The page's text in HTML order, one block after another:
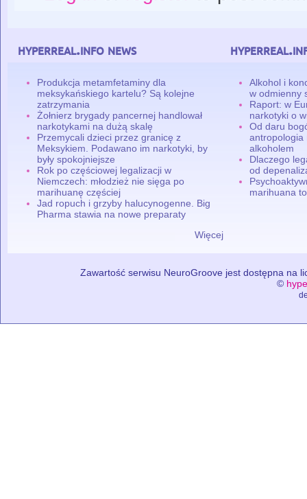
hyperreal.info news
Produkcja metamfetaminy dla
meksykańskiego kartelu? Są kolejne
zatrzymania
Żołnierz brygady pancernej handlował
narkotykami na dużą skalę
Przemycali dzieci przez granicę z
Meksykiem. Podawano im narkotyki, by
były spokojniejsze
Rok po częściowej legalizacji w
Niemczech: młodzież nie sięga po
marihuanę częściej
Jad ropuch i grzyby halucynogenne. Big
Pharma stawia na nowe preparaty
Więcej
Alkohol i
w odmienny
Raport: w
narkotyki o
Od daru
antropologia
alkoholem
Dlaczego
od
marihuana
Zawartość serwisu NeuroGroove jest dostępna na
©